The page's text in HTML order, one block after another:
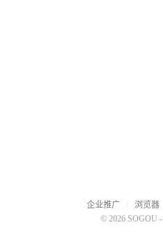
企业推广 浏览器
© 2026 SOGOU -